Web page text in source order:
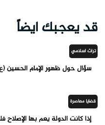
قد يعجبك ايضاً
تراث اسلامي
سؤال حول ظهور الإمام الحسين
قضايا معاصرة
إذا كانت الدولة يعم بها الإصلاح